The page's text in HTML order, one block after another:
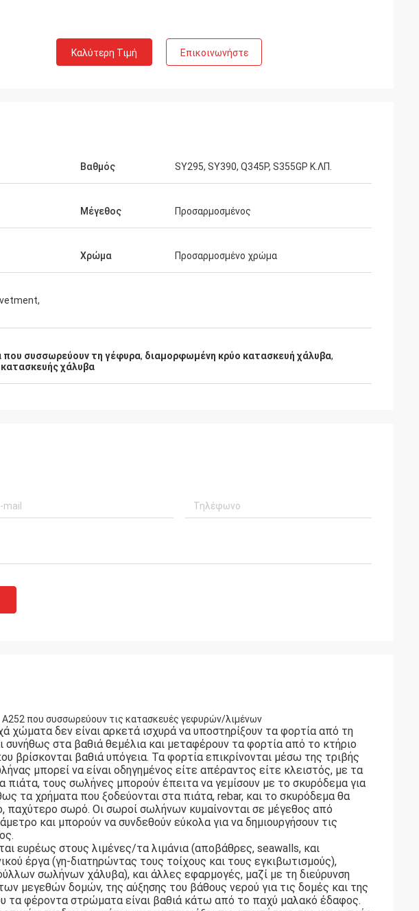
Καλύτερη Τιμή Επικοινωνήστε
Βαθμός SY295, SY390, Q345P, S355GP Κ.ΛΠ.
Μέγεθος Προσαρμοσμένος
Χρώμα Προσαρμοσμένο χρώμα
που συσσωρεύουν τη γέφυρα, διαμορφωμένη κρύο κατασκευή χάλυβα,
χάλυβα
που συσσωρεύουν τις κατασκευές γεφυρών/λιμένων
χώματα δεν είναι αρκετά ισχυρά να υποστηρίξουν τα φορτία από τη
στα βαθιά θεμέλια και μεταφέρουν τα φορτία από το κτήριο
βρίσκονται βαθιά υπόγεια. Τα φορτία επικρίνονται μέσω της τριβής
μπορεί να είναι οδηγημένος είτε απέραντος είτε κλειστός, με τα
πιάτα, τους σωλήνες μπορούν έπειτα να γεμίσουν με το σκυρόδεμα για
τα χρήματα που ξοδεύονται στα πιάτα, rebar, και το σκυρόδεμα θα
παχύτερο σωρό. Οι σωροί σωλήνων κυμαίνονται σε μέγεθος από
και μπορούν να συνδεθούν εύκολα για να δημιουργήσουν τις
ευρέως στους λιμένες/τα λιμάνια (αποβάθρες, seawalls, και
έργα (γη-διατηρώντας τους τοίχους και τους εγκιβωτισμούς),
σωλήνων χάλυβα), και άλλες εφαρμογές, μαζί με τη διεύρυνση
μεγεθών δομών, της αύξησης του βάθους νερού για τις δομές και της
τα φέροντα στρώματα είναι βαθιά κάτω από το παχύ μαλακό έδαφος.